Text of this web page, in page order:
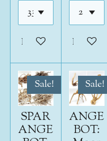
In den Warenkorb
In den
Sale!
SPAR
ANGE
Sale!
ANGE
BOT: